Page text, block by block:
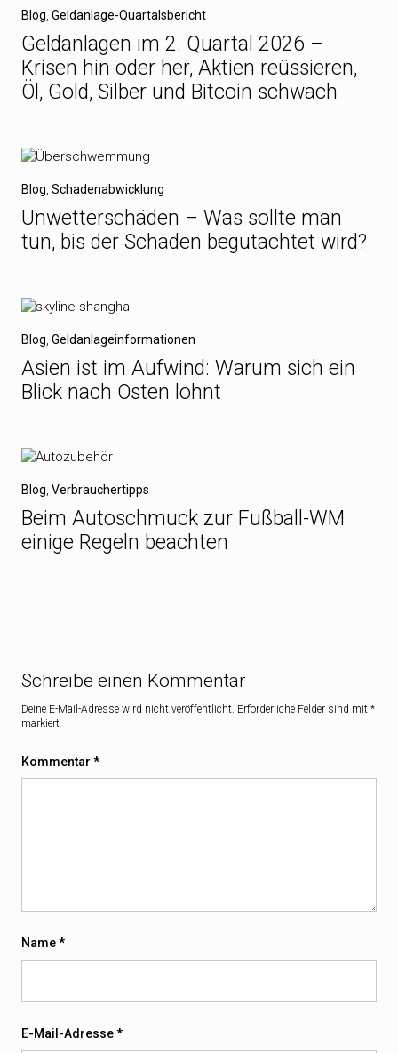
Blog Geldanlage-Quartalsbericht
Geldanlagen im 2. Quartal 2026 –
Krisen hin oder her, Aktien reüssieren,
Öl, Gold, Silber und Bitcoin schwach
Blog Schadenabwicklung
Unwetterschäden – Was sollte man
tun, bis der Schaden begutachtet wird?
Blog Geldanlageinformationen
Asien ist im Aufwind: Warum sich ein
Blick nach Osten lohnt
Blog Verbrauchertipps
Beim Autoschmuck zur Fußball-WM
einige Regeln beachten
Schreibe einen Kommentar
Deine E-Mail-Adresse wird nicht veröffentlicht. Erforderliche Felder sind mit *
markiert
Kommentar *
Name*
E-Mail-Adresse*